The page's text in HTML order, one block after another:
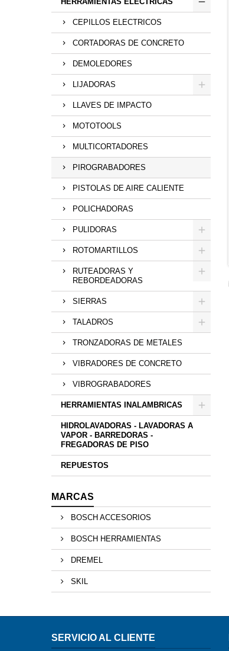
CEPILLOS ELECTRICOS
CORTADORAS DE CONCRETO
DEMOLEDORES
LIJADORAS
LLAVES DE IMPACTO
MOTOTOOLS
MULTICORTADORES
PIROGRABADORES
PISTOLAS DE AIRE CALIENTE
POLICHADORAS
PULIDORAS
ROTOMARTILLOS
RUTEADORAS Y
REBORDEADORAS
SIERRAS
TALADROS
TRONZADORAS DE METALES
VIBRADORES DE CONCRETO
VIBROGRABADORES
HERRAMIENTAS INALAMBRICAS
HIDROLAVADORAS - LAVADORAS A
VAPOR - BARREDORAS -
FREGADORAS DE PISO
REPUESTOS
MARCAS
BOSCH ACCESORIOS
BOSCH HERRAMIENTAS
DREMEL
SKIL
SERVICIO AL CLIENTE